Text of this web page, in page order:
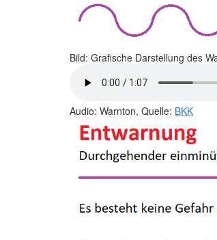
Bild: Grafische Darstellung des
Audio: Warnton, Quelle: BKK